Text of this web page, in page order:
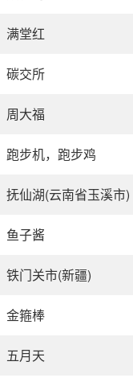
满堂红
碳交所
周大福
跑步机，跑步鸡
抚仙湖(云南省玉溪市)
鱼子酱
铁门关市(新疆)
金箍棒
五月天